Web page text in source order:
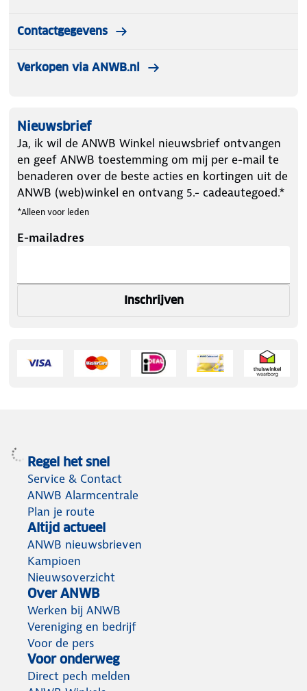
Contactgegevens
Verkopen via ANWB.nl
Nieuwsbrief
Ja, ik wil de ANWB Winkel nieuwsbrief ontvangen
en geef ANWB toestemming om mij per e-mail te
benaderen over de beste acties en kortingen uit de
ANWB (web)winkel en ontvang 5.- cadeautegoed.*
*Alleen voor leden
E-mailadres
Inschrijven
Regel het snel
Service & Contact
ANWB Alarmcentrale
Plan je route
Altijd actueel
ANWB nieuwsbrieven
Kampioen
Nieuwsoverzicht
Over ANWB
Werken bij ANWB
Vereniging en bedrijf
Voor de pers
Voor onderweg
Direct pech melden